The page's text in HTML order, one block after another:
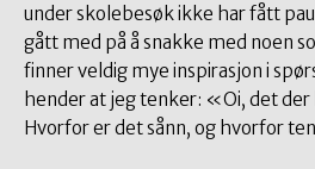
under skolebesøk ikke har fått
gått med på å snakke med noen
finner veldig mye inspirasjon i
hender at jeg tenker: «Oi, det
Hvorfor er det sånn, og hvorfor